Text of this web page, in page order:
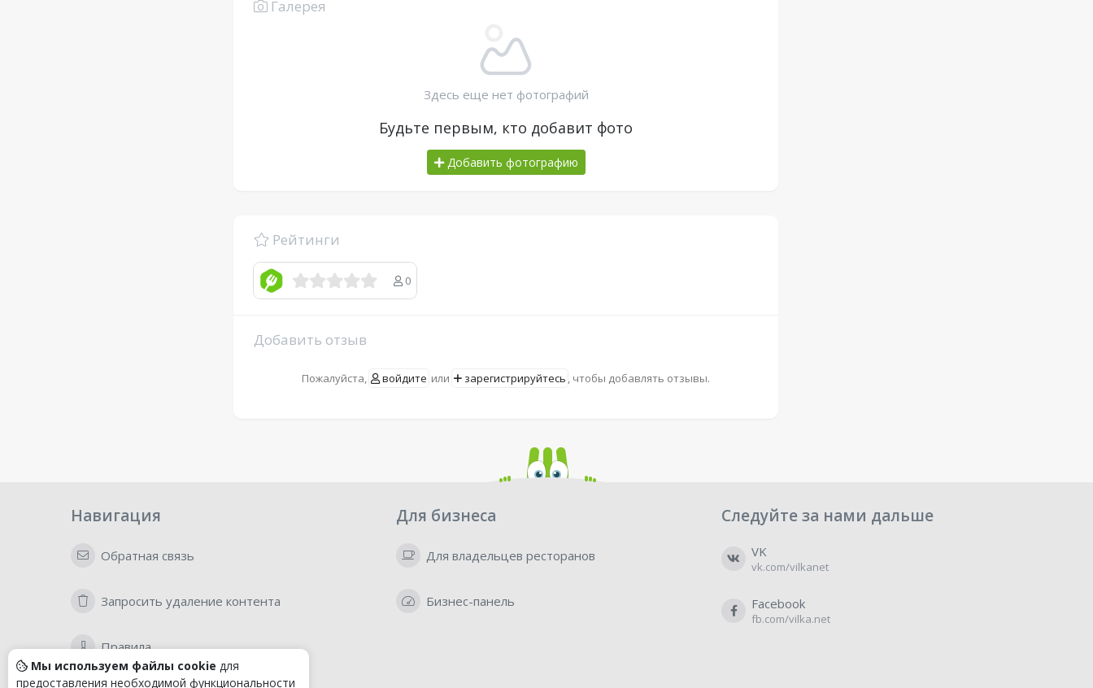
Галерея
Здесь еще нет фотографий
Будьте первым, кто добавит фото
Добавить фотографию
Рейтинги
0
Добавить отзыв
Пожалуйста, войдите или зарегистрируйтесь , чтобы добавлять отзывы.
Навигация
Обратная связь
Запросить удаление контента
Правила
Для бизнеса
Для владельцев ресторанов
Бизнес-панель
Следуйте за нами дальше
VK
vk.com/vilkanet
Facebook
fb.com/vilka.net
Мы используем файлы cookie для
предоставления необходимой функциональности